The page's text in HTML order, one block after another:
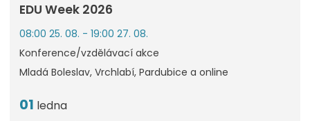
EDU Week 2026
08:00 25. 08. - 19:00 27. 08.
Konference/vzdělávací akce
Mladá Boleslav, Vrchlabí, Pardubice a online
01 ledna